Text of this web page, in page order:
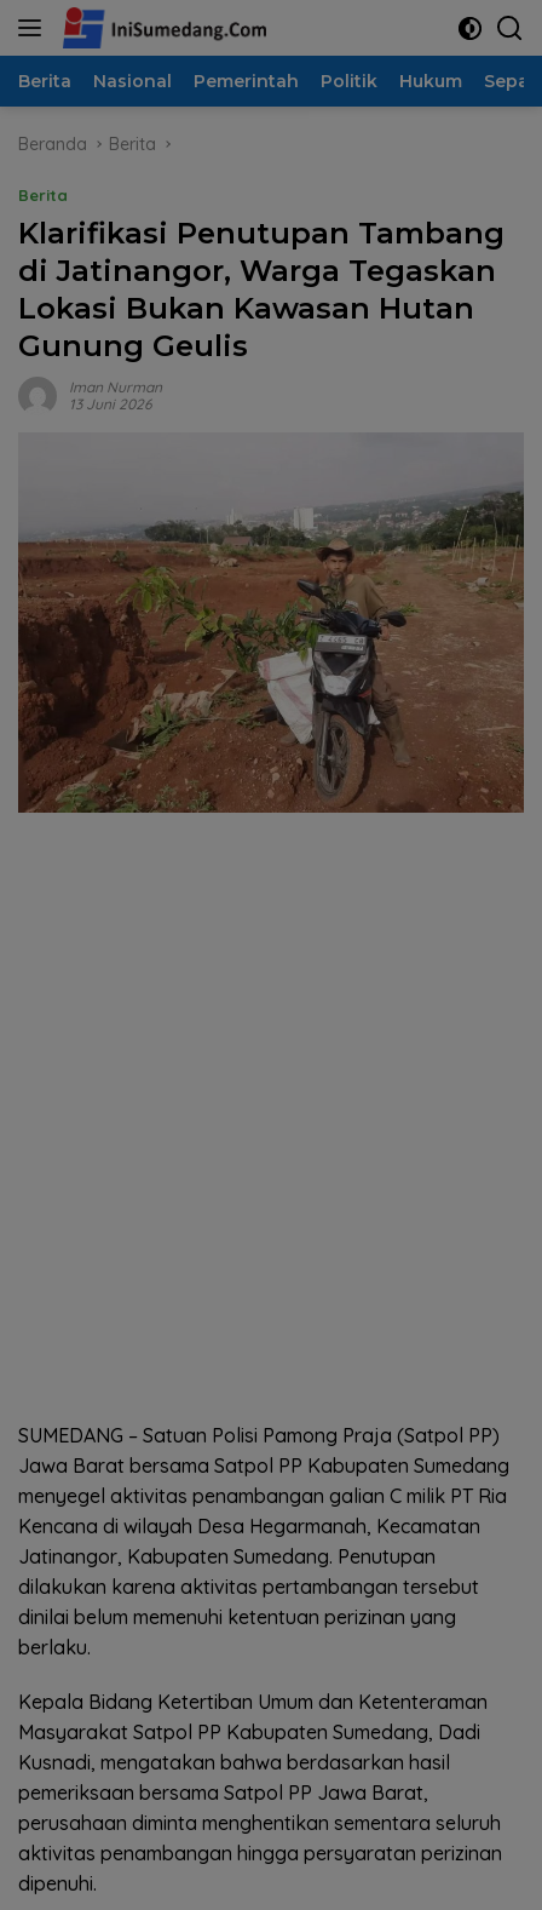
Langsung
Berita Nasional Pemerintah Politik Hukum
Beranda Berita
Berita
Klarifikasi Penutupan Tambang
di Jatinangor, Warga Tegaskan
Lokasi Bukan Kawasan Hutan
Gunung Geulis
Iman Nurman
13 Juni 2026
SUMEDANG – Satuan Polisi Pamong Praja (Satpol PP)
Jawa Barat bersama Satpol PP Kabupaten Sumedang
menyegel aktivitas penambangan galian C milik PT Ria
Kencana di wilayah Desa Hegarmanah, Kecamatan
Jatinangor, Kabupaten Sumedang. Penutupan
dilakukan karena aktivitas pertambangan tersebut
dinilai belum memenuhi ketentuan perizinan yang
berlaku.
Kepala Bidang Ketertiban Umum dan Ketenteraman
Masyarakat Satpol PP Kabupaten Sumedang, Dadi
Kusnadi, mengatakan bahwa berdasarkan hasil
pemeriksaan bersama Satpol PP Jawa Barat,
perusahaan diminta menghentikan sementara seluruh
aktivitas penambangan hingga persyaratan perizinan
dipenuhi.